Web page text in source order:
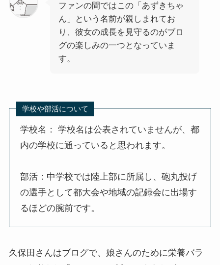
ファンの間ではこの「あずきちゃ
ん」という名前が親しまれてお
り、彼女の成長を見守るのがブロ
グの楽しみの一つとなっていま
す。
学校や部活について
学校名： 学校名は公表されていませんが、都
内の学校に通っていると思われます。
部活：中学校では陸上部に所属し、砲丸投げ
の選手として都大会や地域の記録会に出場す
るほどの腕前です。
久保田さんはブログで、娘さんのために栄養バラ